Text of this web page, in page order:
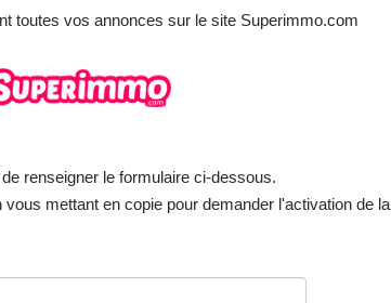
toutes vos annonces sur le site Superimmo.com
renseigner le formulaire ci-dessous.
mettant en copie pour demander l'activation de la